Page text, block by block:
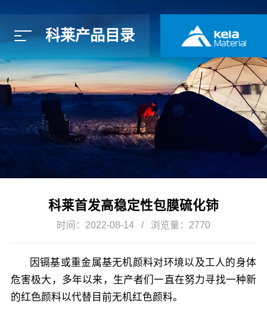
科莱产品目录 简体中文
科莱首发高稳定性包膜硫化铈
时间：2022-08-14 浏览量：2770
因镉基或重金属基无机颜料对环境以及工人的身体
危害极大，多年以来，生产者们一直在努力寻找一种新
的红色颜料以代替目前无机红色颜料。